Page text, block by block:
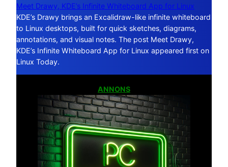
Meet Drawy, KDE’s Infinite Whiteboard App for Linux
KDE’s Drawy brings an Excalidraw-like infinite whiteboard
to Linux desktops, built for quick sketches, diagrams,
annotations, and visual notes. The post Meet Drawy,
KDE’s Infinite Whiteboard App for Linux appeared first on
Linux Today.
ANNONS